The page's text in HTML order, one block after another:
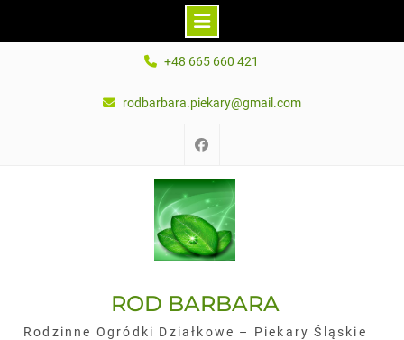
+48 665 660 421
rodbarbara.piekary@gmail.com
ROD BARBARA
Rodzinne Ogródki Działkowe – Piekary Śląskie